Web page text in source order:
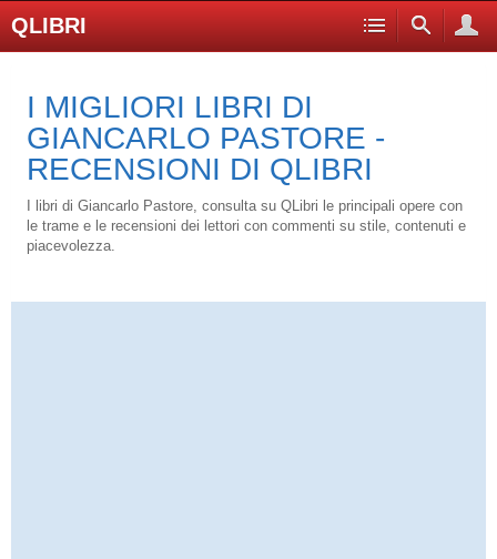
QLIBRI
I MIGLIORI LIBRI DI
GIANCARLO PASTORE -
RECENSIONI DI QLIBRI
I libri di Giancarlo Pastore, consulta su QLibri le principali opere con
le trame e le recensioni dei lettori con commenti su stile, contenuti e
piacevolezza.